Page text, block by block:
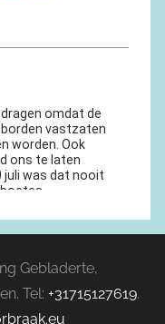
Gebladerte,
Tel: +31715127619.